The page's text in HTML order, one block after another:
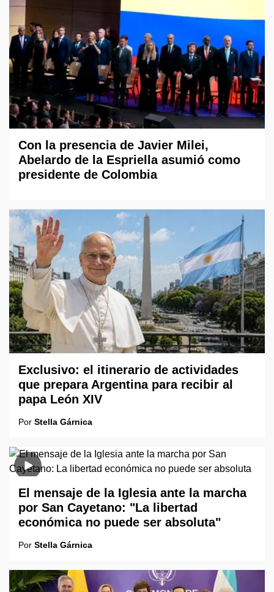
Con la presencia de Javier Milei,
Abelardo de la Espriella asumió como
presidente de Colombia
Exclusivo: el itinerario de actividades
que prepara Argentina para recibir al
papa León XIV
Por Stella Gárnica
El mensaje de la Iglesia ante la marcha
por San Cayetano: "La libertad
económica no puede ser absoluta"
Por Stella Gárnica